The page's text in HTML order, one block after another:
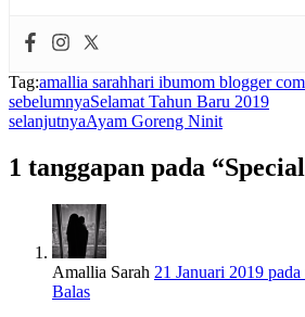
Tag:amallia sarahhari ibumom blogger
sebelumnyaSelamat Tahun Baru 2019
selanjutnyaAyam Goreng Ninit
1 tanggapan pada
Amallia Sarah 21 Januari 2019
Balas